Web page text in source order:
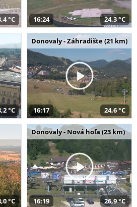
°C 16:24 24,3 °C
°C
Donovaly - Záhradište (21 km)
16:17 24,6 °C
°C
Donovaly - Nová hoľa (23 km)
16:19 26,9 °C